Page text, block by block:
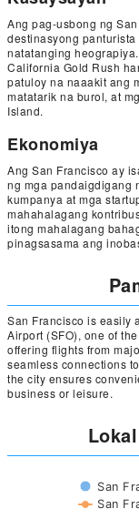
Ang pag-usbong ng
destinasyong
natatanging
California Gold Rush
patuloy na naaakit ang
matatarik na burol, at
Island.
Ekonomiya
Ang San Francisco ay
ng mga pandaigdigang
kumpanya at mga
mahahalagang
itong mahalagang
pinagsasama ang
San Francisco is easily
Airport (SFO), one of
offering flights from
seamless connections
the city ensures
business or leisure.
San
San